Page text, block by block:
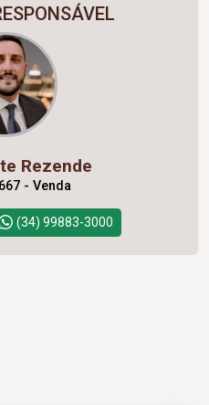
Rezende
- Venda
(34) 99883-3000